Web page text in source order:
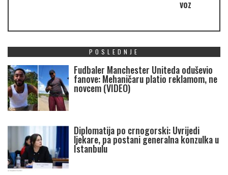
voz
POSLEDNJE
Fudbaler Manchester Uniteda oduševio
fanove: Mehaničaru platio reklamom, ne
novcem (VIDEO)
Diplomatija po crnogorski: Uvrijedi
ljekare, pa postani generalna konzulka u
Istanbulu